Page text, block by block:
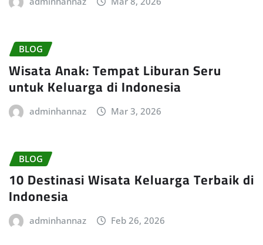
BLOG
Wisata Anak: Tempat Liburan Seru
untuk Keluarga di Indonesia
adminhannaz Mar 3, 2026
BLOG
10 Destinasi Wisata Keluarga Terbaik di
Indonesia
adminhannaz Feb 26, 2026